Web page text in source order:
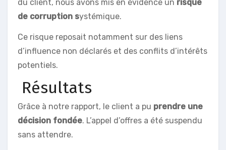
du client, nous avons mis en évidence un risque
de corruption systémique.
Ce risque reposait notamment sur des liens
d’influence non déclarés et des conflits d’intérêts
potentiels.
Résultats
Grâce à notre rapport, le client a pu prendre une
décision fondée. L’appel d’offres a été suspendu
sans attendre.